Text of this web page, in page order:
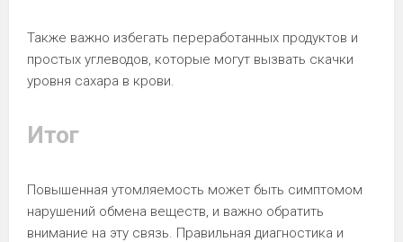
Также важно избегать переработанных продуктов и
простых углеводов, которые могут вызвать скачки
уровня сахара в крови.
Итог
Повышенная утомляемость может быть симптомом
нарушений обмена веществ, и важно обратить
внимание на эту связь. Правильная диагностика и